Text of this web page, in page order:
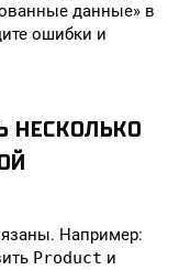
данные» в
ошибки и
НЕСКОЛЬКО
Например:
Product и